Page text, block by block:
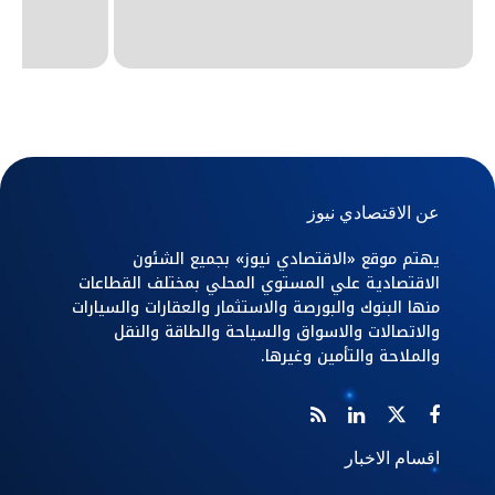
عن الاقتصادي نيوز
يهتم موقع «الاقتصادي نيوز» بجميع الشئون
الاقتصادية علي المستوي المحلي بمختلف القطاعات
منها البنوك والبورصة والاستثمار والعقارات والسيارات
والاتصالات والاسواق والسياحة والطاقة والنقل
والملاحة والتأمين وغيرها.
اقسام الاخبار